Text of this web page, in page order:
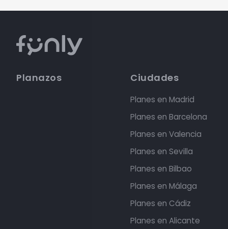
Planazos Ciudades
Planes en Madrid
Planes en Barcelona
Planes en Valencia
Planes en Sevilla
Planes en Bilbao
Planes en Málaga
Planes en Cádiz
Planes en Alicante